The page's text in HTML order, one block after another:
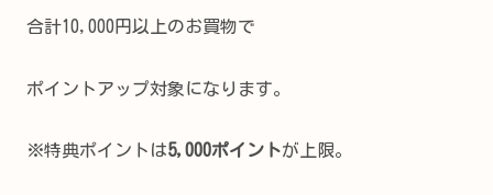
合計10,000円以上のお買物で
ポイントアップ対象になります。
※特典ポイントは5,000ポイントが上限。